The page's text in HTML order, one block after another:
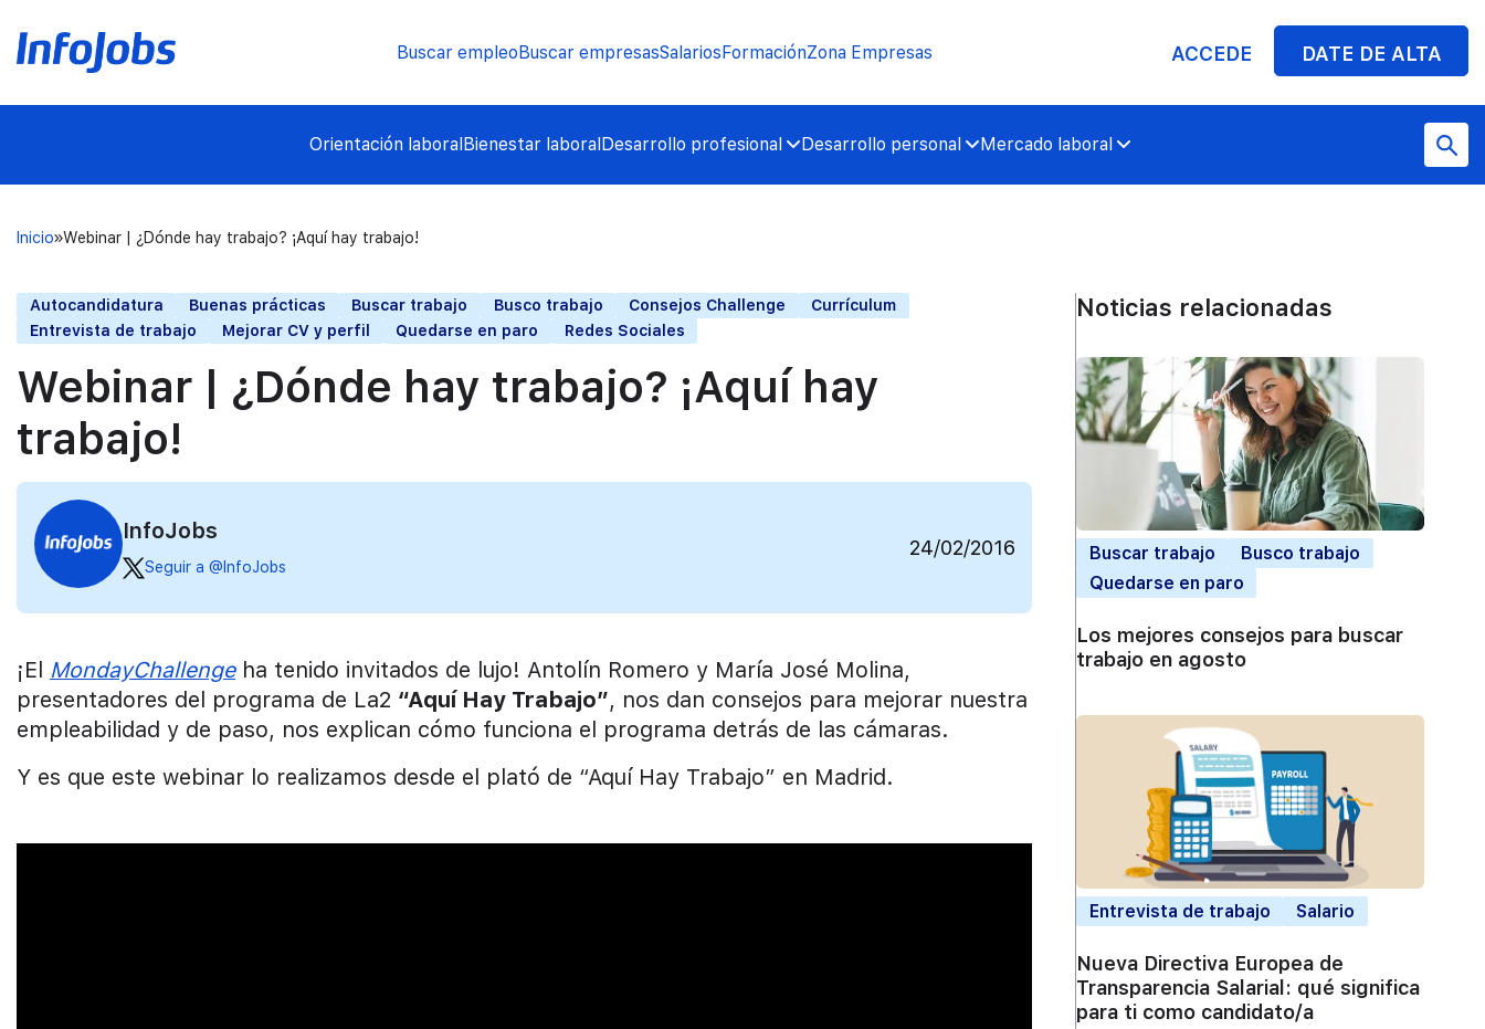
Buscar empleoBuscar empresasSalariosFormaciónZona Empresas ACCEDE DATE DE ALTA
Orientación laboralBienestar laboralDesarrollo profesional Desarrollo personal Mercado laboral
Inicio Webinar | ¿Dónde hay trabajo? ¡Aquí hay trabajo!
Autocandidatura Buenas prácticas Buscar trabajo Busco trabajo Consejos Challenge
Currículum
Entrevista de trabajo
Mejorar CV y perfil Quedarse en paro Redes Sociales
Webinar | ¿Dónde hay trabajo? ¡Aquí hay
trabajo!
InfoJobs
Seguir a @InfoJobs
24/02/2016
¡El MondayChallengeha tenido invitados de lujo! Antolín Romero y María José Molina,
presentadores del programa de La2 “Aquí Hay Trabajo”, nos dan consejos para mejorar nuestra
empleabilidad y de paso, nos explican cómo funciona el programa detrás de las cámaras.
Y es que este webinar lo realizamos desde el plató de “Aquí Hay Trabajo” en Madrid.
Noticias relacionadas
Buscar trabajo
Busco trabajo
Quedarse en paro
Los mejores consejos para buscar
trabajo en agosto
Entrevista de trabajo Salario
Nueva Directiva Europea de
Transparencia Salarial: qué significa
para ti como candidato/a